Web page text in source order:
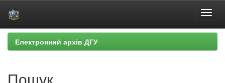
Skip
navigation
Електронний архів ДГУ